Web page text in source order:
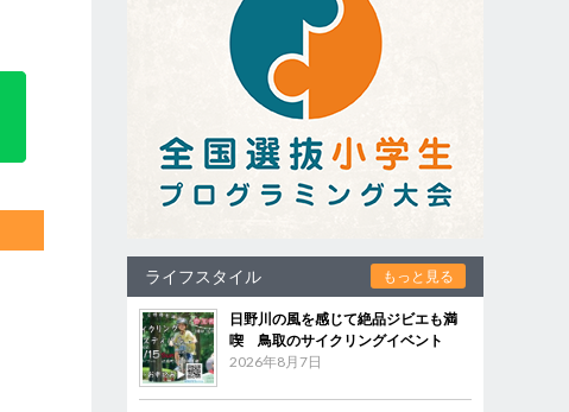
ライフスタイル もっと見る
日野川の風を感じて絶品ジビエも満
喫 鳥取のサイクリングイベント
2026年8月7日